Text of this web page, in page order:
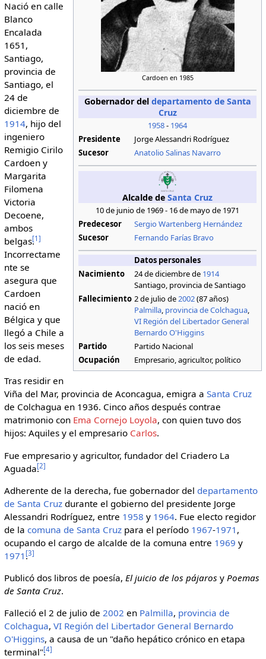
Cardoen en 1985
Gobernador del departamento de Santa
Cruz
1958- 1964
Presidente
Jorge Alessandri Rodríguez
Sucesor
Anatolio Salinas Navarro
Alcalde deSanta Cruz
10 de junio de 1969 - 16 de mayo de 1971
Predecesor
Sergio Wartenberg Hernández
Sucesor
Fernando Farías Bravo
Datos personales
Nacimiento
24 de diciembre de 1914
Santiago, provincia de Santiago
Fallecimiento 2 de julio de2002(87 años)
Palmilla, provincia de Colchagua,
VI Región del Libertador General
Bernardo O'Higgins
Partido
Partido Nacional
Ocupación
Empresario, agricultor, político
Nació en calle
Blanco
Encalada
1651,
Santiago,
provincia de
Santiago, el
24 de
diciembre de
1914, hijo del
ingeniero
Remigio Cirilo
Cardoen y
Margarita
Filomena
Victoria
Decoene,
ambos
belgas.
[1 ]
Incorrectame
nte se
asegura que
Cardoen
nació en
Bélgica y que
llegó a Chile a
los seis meses
de edad.
Tras residir en
Viña del Mar, provincia de Aconcagua, emigra a Santa Cruz
de Colchagua en 1936. Cinco años después contrae
matrimonio con Ema Cornejo Loyola, con quien tuvo dos
hijos: Aquiles y el empresario Carlos.
Fue empresario y agricultor, fundador del Criadero La
Aguada.[2]
Adherente de la derecha, fue gobernador del departamento
de Santa Cruzdurante el gobierno del presidente Jorge
Alessandri Rodríguez, entre 1958 y 1964. Fue electo regidor
de la comuna de Santa Cruzpara el período 1967-1971 ,
ocupando el cargo de alcalde de la comuna entre 1969 y
1971 .[3]
Publicó dos libros de poesía, El juicio de los pájaros y Poemas
de Santa Cruz.
Falleció el 2 de julio de 2002 en Palmilla, provincia de
Colchagua, VI Región del Libertador General Bernardo
O'Higgins, a causa de un "daño hepático crónico en etapa
terminal".
[4]